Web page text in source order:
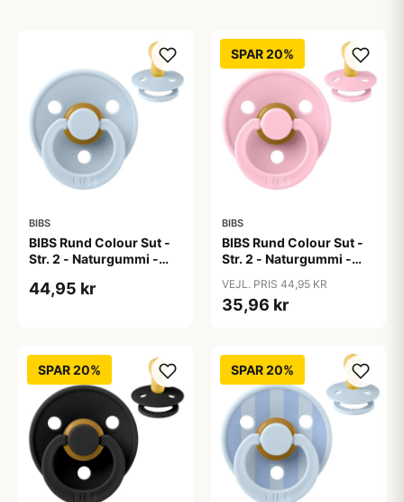
BIBS
BIBS Rund Colour Sut -
Str. 2 - Naturgummi -
44,95 kr
SPAR 20%
BIBS
BIBS Rund Colour Sut -
Str. 2 - Naturgummi -
VEJL. PRIS 44,95 KR
35,96 kr
SPAR 20% SPAR 20%